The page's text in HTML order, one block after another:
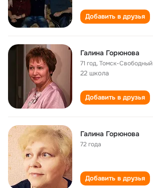
Добавить в друзья
Галина Горюнова
71 год,Томск-Свободный
22 школа
Добавить в друзья
Галина Горюнова
72 года
Добавить в друзья